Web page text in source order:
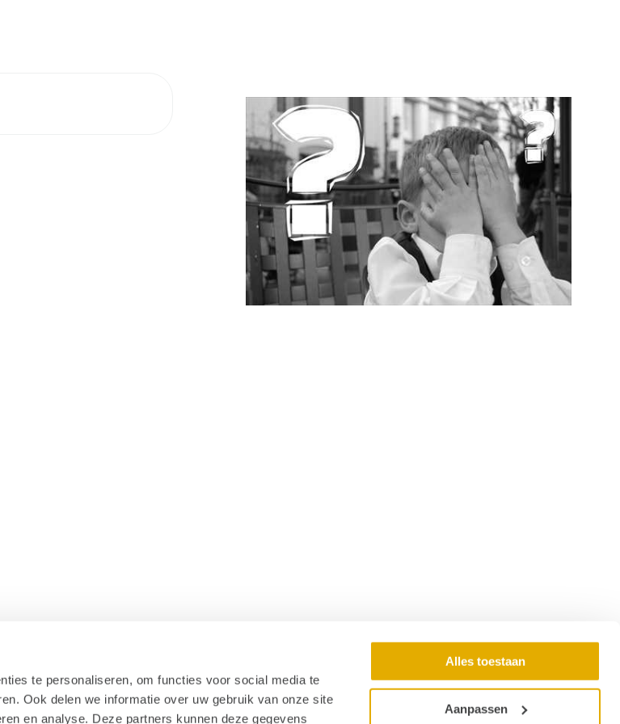
te personaliseren, om functies voor social media te
Ook delen we informatie over uw gebruik van onze site
en analyse. Deze partners kunnen deze gegevens
Alles toestaan
Aanpassen